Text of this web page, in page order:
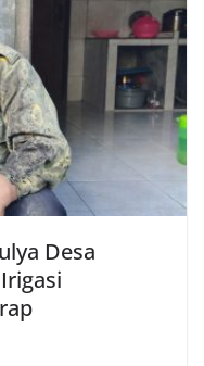
Desa